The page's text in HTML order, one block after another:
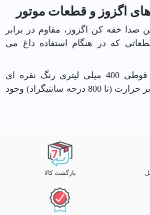
اگزوز و قطعات موتور
صدا خفه کن اگزوز، مقاوم در برابر
که در هنگام استفاده داغ می
در بسته بندی یک قوطی 400 میلی لیتری رنگ نقره ای
فلزی مقاوم در برابر حرارت (تا 800 درجه سانتیگراد) وجود
بازگشت کالا